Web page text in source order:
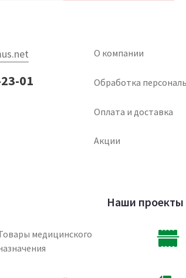
01
О компании
Обработка
Оплата и доставка
Акции
Наши проекты
медицинского